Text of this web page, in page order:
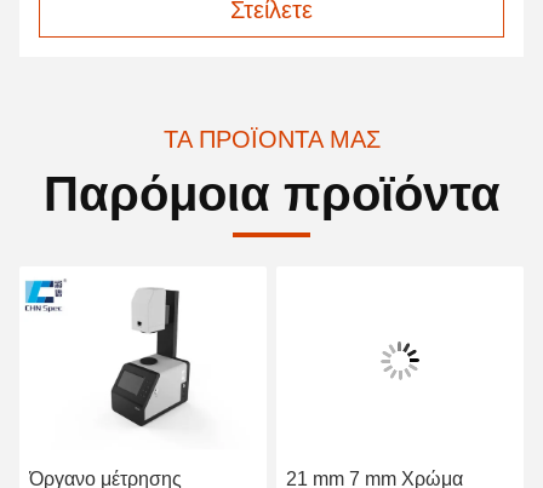
Στείλετε
ΤΑ ΠΡΟΪΌΝΤΑ ΜΑΣ
Παρόμοια προϊόντα
Όργανο μέτρησης
21 mm 7 mm Χρώμα